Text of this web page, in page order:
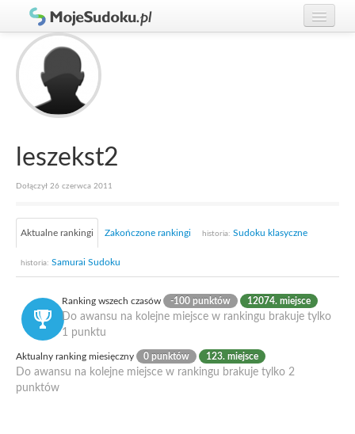
Graj w Sudoku!
Zasady Sudoku
Rankingi
leszekst2
Dołączył 26 czerwca 2011
Aktualne rankingi Zakończone rankingi historia: Sudoku klasyczne
historia: Samurai Sudoku
Ranking wszech czasów -100 punktów 12074. miejsce
Do awansu na kolejne miejsce w rankingu brakuje tylko
1 punktu
Aktualny ranking miesięczny 0 punktów 123. miejsce
Do awansu na kolejne miejsce w rankingu brakuje tylko 2
punktów